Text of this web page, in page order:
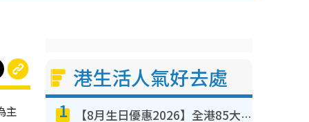
主
港生活人氣好去處
1 【8月生日優惠2026】全港85大食買玩著數攻略 自助餐/火鍋放題同行免費＋誠品/DONKI送現金券